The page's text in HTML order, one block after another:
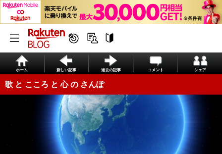
ホーム 新しい記事 過去の記事 コメント シェア
歌 と こころ と 心 の さんぽ